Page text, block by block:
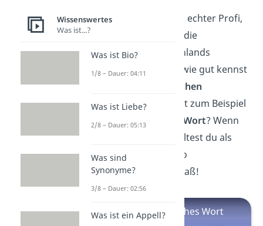
Super! Jetzt bist du ein echter Profi,
was dein Wissen über die
Kriminalität in Deutschlands
Städten angeht. Aber wie gut kennst
deutschen
Sprache aus? Wie heißt zum Beispiel
das
längste deutsche Wort? Wenn
du das nicht weißt, solltest du als
Nächstes
im Video
vorbeischauen. Viel Spaß!
Wissenswertes
Was ist...?
Was ist Bio?
1/8 – Dauer: 04:11
Was ist Liebe?
2/8 – Dauer: 05:13
Was sind
Synonyme?
3/8 – Dauer: 02:56
Was ist ein Appell?